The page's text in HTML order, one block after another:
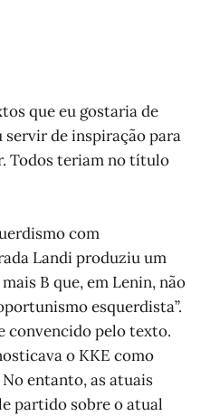
que eu gostaria de
de inspiração para
Todos teriam no título
com
Landi produziu um
B que, em Lenin, não
esquerdista”.
convencido pelo texto.
o KKE como
entanto, as atuais
partido sobre o atual